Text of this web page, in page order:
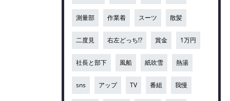
測量部 作業着 スーツ 散髪
二度見 右左どっち!? 賞金 1万円
社長と部下 風船 紙吹雪 熱湯
sns アップ TV 番組 我慢